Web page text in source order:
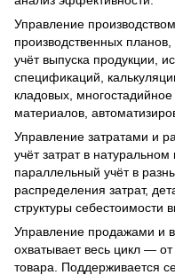
Управление
производственных
учёт выпуска продукции,
спецификаций,
кладовых,
материалов,
Управление затратами и
учёт затрат в
параллельный учёт в
распределения затрат,
структуры себестоимости
Управление продажами и
охватывает весь цикл — от
товара. Поддерживается